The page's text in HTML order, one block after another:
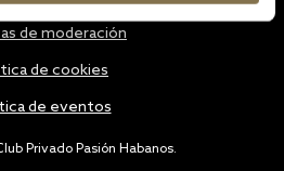
Privado Pasión Habanos.
de moderación
de cookies
de eventos